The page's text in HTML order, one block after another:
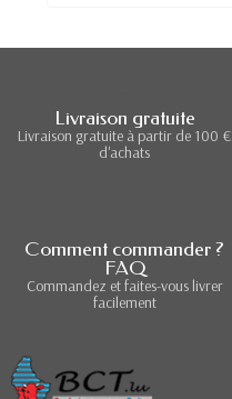
Livraison gratuite
Livraison gratuite à partir de 100 €
d'achats
Comment commander ?
FAQ
Commandez et faites-vous livrer
facilement